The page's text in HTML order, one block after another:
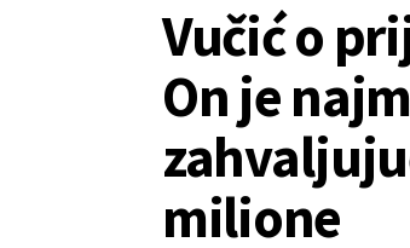
Vučić o
On je
milione